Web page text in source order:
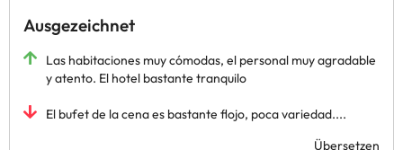
Ausgezeichnet
Las habitaciones muy cómodas, el personal muy agradable
y atento. El hotel bastante tranquilo
El bufet de la cena es bastante flojo, poca variedad....
Übersetzen